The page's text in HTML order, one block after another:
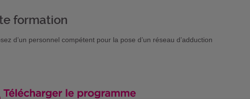
formation
d’un personnel compétent pour la pose d’un réseau d’adduction